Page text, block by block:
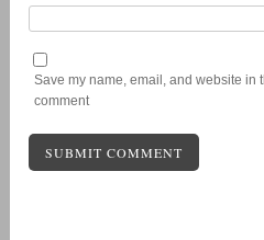
Save my name, email, and website in
comment